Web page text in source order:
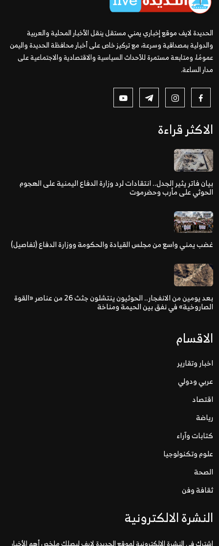
الحديدة لايف موقع إخباري يمني مستقل ينقل الأخبار المحلية والعربية
والدولية بمصداقية وسرعة، مع تركيز خاص على أخبار محافظة الحديدة واليمن
عمومًا، ومتابعة مستمرة للأحداث السياسية والاقتصادية والاجتماعية على
مدار الساعة.
الاكثر قراءة
بيان فاتر يثير الجدل.. انتقادات لرد وزارة الدفاع اليمنية على الهجوم
الحوثي على مأرب وحضرموت
غضب يمني واسع من مجلس القيادة والحكومة ووزارة الدفاع (تفاصيل)
بعد يومين من الانفجار.. الحوثيون ينتشلون جثث 26 من عناصر «القوة
الصاروخية» في نفق بين الحيمة ومناخة
الاقسام
اخبار وتقارير
عربي ودولي
اقتصاد
رياضة
كتابات وآراء
علوم وتكنولوجيا
الصحة
ثقافة وفن
النشرة الالكترونية
اشترك في النشرة الإلكترونية لموقع الحديدة لايف ليصلك ملخص أهم الأخبار